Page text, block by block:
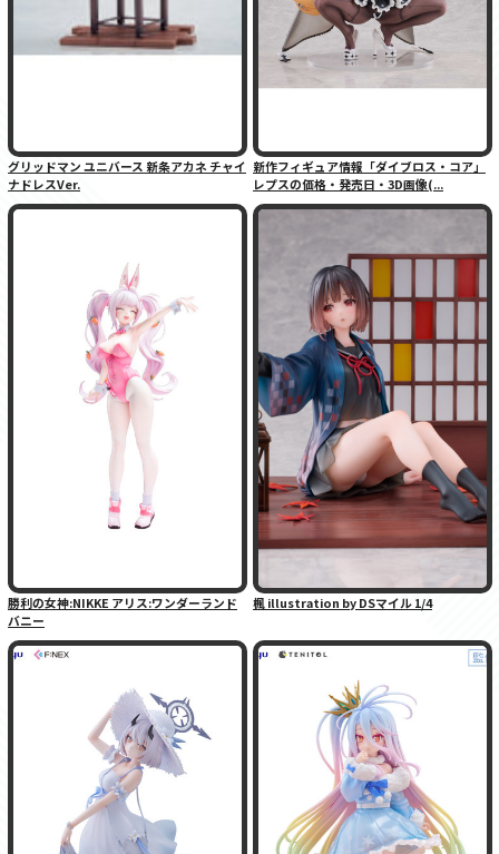
グリッドマン ユニバース 新条アカネ チャイ
ナドレスVer.
新作フィギュア情報「ダイブロス・コア」
レプスの価格・発売日・3D画像(...
勝利の女神:NIKKE アリス:ワンダーランド
バニー
楓 illustration by DSマイル 1/4